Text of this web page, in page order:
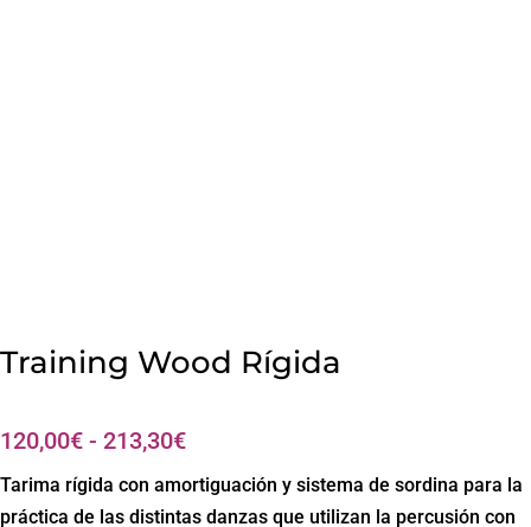
Training Wood Rígida
120,00€ - 213,30€Rango
de
precios:
Tarima rígida con amortiguación y sistema de sordina para la
práctica de las distintas danzas que utilizan la percusión con